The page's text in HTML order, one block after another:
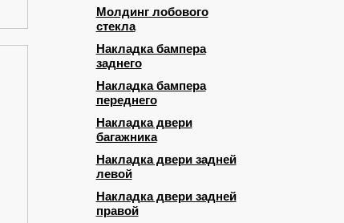
Молдинг лобового
стекла
Накладка бампера
заднего
Накладка бампера
переднего
Накладка двери
багажника
Накладка двери задней
левой
Накладка двери задней
правой